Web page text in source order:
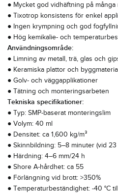
● Mycket god vidhäftning på många
● Tixotrop konsistens för enkel
● Ingen krympning och god
● Hög kemikalie- och
Användningsområde:
● Limning av metall, trä, glas och
● Keramiska plattor och byggmaterial
● Golv- och väggapplikationer
● Tätning och monteringsarbeten
Tekniska specifikationer:
● Typ: SMP-baserat monteringslim
● Volym: 40 ml
● Densitet: ca 1,600 kg/m³
● Skinnbildning: 5–8 minuter (vid 23
● Härdning: 4–6 mm/24 h
● Shore A-hårdhet: ca 55
● Förlängning vid brott: >350%
● Temperaturbeständighet: -40 °C